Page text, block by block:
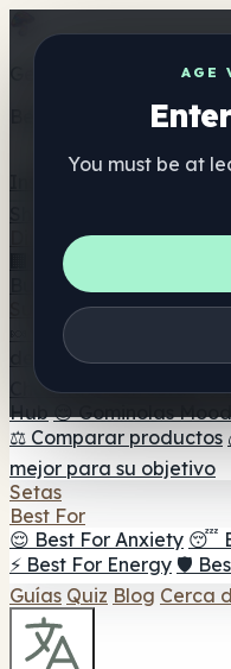
AGE
You must be at
Get the ShrooMap app
Better than mobile
Directorio
🏢 Directorio de marcas
Buscador de tiendas
Suplementos
🍬 Gominolas de setas
de setas 🫙 Polvos de
Chocolate con setas 💨
Hub 😌 Gominolas Mood
⚖️ Comparar productos
mejor para su objetivo
Setas
Best For
😌 Best For Anxiety 😴
⚡ Best For Energy 🛡️
Guías Quiz Blog Cerca